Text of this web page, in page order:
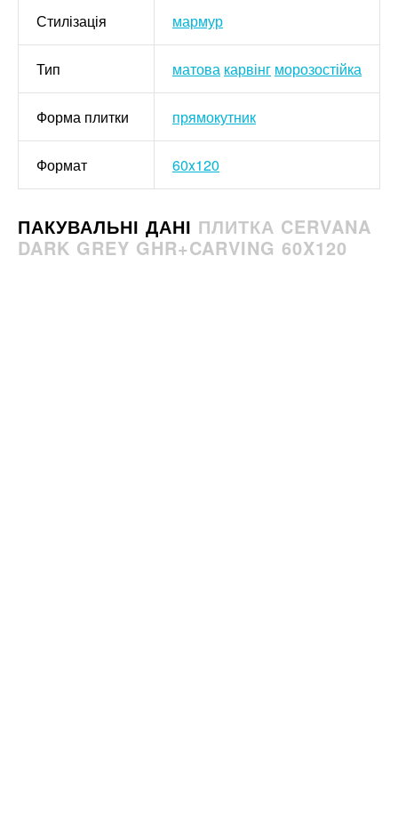
Стилізація мармур
Тип матова карвінг морозостійка
Форма плитки прямокутник
Формат 60x120
ПАКУВАЛЬНІ ДАНІ ПЛИТКА CERVANA
DARK GREY GHR+CARVING 60X120